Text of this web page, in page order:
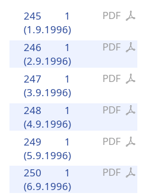
PDF
1
245
(1.9.1996)
PDF
1
246
(2.9.1996)
PDF
1
247
(3.9.1996)
PDF
1
248
(4.9.1996)
PDF
1
249
(5.9.1996)
PDF
1
250
(6.9.1996)